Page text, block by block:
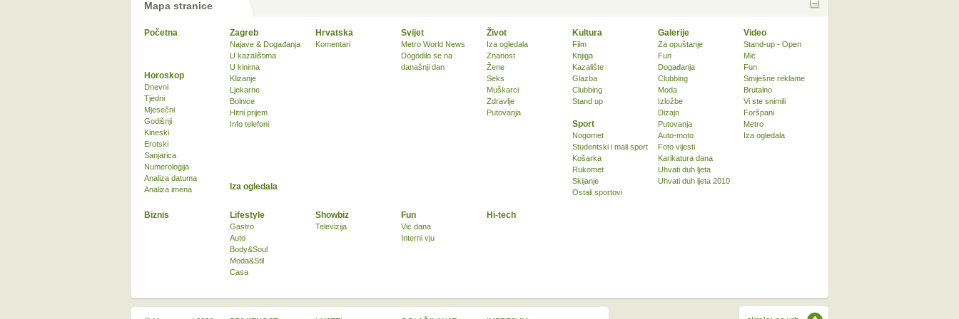
Mapa stranice
Početna Zagreb
Najave & Događanja
U kazalištima
U kinima
Klizanje
Ljekarne
Bolnice
Hitni prijem
Info telefoni
Hrvatska
Komentari
Svijet
Metro World News
Dogodilo se na
današnji dan
Život
Iza ogledala
Znanost
Žene
Seks
Muškarci
Zdravlje
Putovanja
Kultura
Film
Knjiga
Kazalište
Glazba
Clubbing
Stand up
Sport
Nogomet
Studentski i mali sport
Košarka
Rukomet
Skijanje
Ostali sportovi
Biznis Lifestyle
Gastro
Auto
Body&Soul
Moda&Stil
Casa
Showbiz
Televizija
Fun
Vic dana
Interni vju
Horoskop
Dnevni
Tjedni
Mjesečni
Godišnji
Kineski
Erotski
Sanjarica
Numerologija
Analiza datuma
Analiza imena
Iza ogledala
Hi-tech
Galerije
Za opuštanje
Fun
Događanja
Clubbing
Moda
Izložbe
Dizajn
Putovanja
Auto-moto
Foto vijesti
Karikatura dana
Uhvati duh ljeta
Uhvati duh ljeta 2010
Video
Stand-up - Open
Mic
Fun
Smiješne reklame
Brutalno
Vi ste snimili
Foršpani
Metro
Iza ogledala